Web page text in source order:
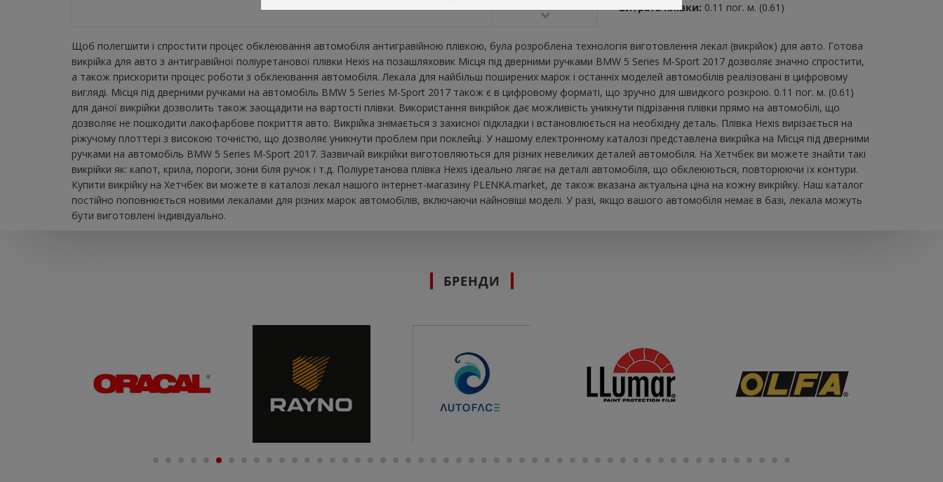
Витрата плівки: 0.11 пог. м. (0.61)
Щоб полегшити і спростити процес обклеювання автомобіля антигравійною плівкою, була розроблена технологія виготовлення лекал (викрійок) для авто. Готова
викрійка для авто з антигравійної поліуретанової плівки Hexis на позашляховик Місця під дверними ручками BMW 5 Series M-Sport 2017 дозволяє значно спростити,
а також прискорити процес роботи з обклеювання автомобіля. Лекала для найбільш поширених марок і останніх моделей автомобілів реалізовані в цифровому
вигляді. Місця під дверними ручками на автомобіль BMW 5 Series M-Sport 2017 також є в цифровому форматі, що зручно для швидкого розкрою. 0.11 пог. м. (0.61)
для даної викрійки дозволить також заощадити на вартості плівки. Використання викрійок дає можливість уникнути підрізання плівки прямо на автомобілі, що
дозволяє не пошкодити лакофарбове покриття авто. Викрійка знімається з захисної підкладки і встановлюється на необхідну деталь. Плівка Hexis вирізається на
ріжучому плоттері з високою точністю, що дозволяє уникнути проблем при поклейці. У нашому електронному каталозі представлена ​​викрійка на Місця під дверними
ручками на автомобіль BMW 5 Series M-Sport 2017. Зазвичай викрійки виготовляються для різних невеликих деталей автомобіля. На Хетчбек ви можете знайти такі
викрійки як: капот, крила, пороги, зони біля ручок і т.д. Поліуретанова плівка Hexis ідеально лягає на деталі автомобіля, що обклеюються, повторюючи їх контури.
Купити викрійку на Хетчбек ви можете в каталозі лекал нашого інтернет-магазину PLENKA.market, де також вказана актуальна ціна на кожну викрійку. Наш каталог
постійно поповнюється новими лекалами для різних марок автомобілів, включаючи найновіші моделі. У разі, якщо вашого автомобіля немає в базі, лекала можуть
бути виготовлені індивідуально.
БРЕНДИ